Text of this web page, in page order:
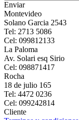
Enviar
Montevideo
Solano Garcia 2543
Tel: 2713 5086
Cel: 099812133
La Paloma
Av. Solari esq Sirio
Cel: 098871417
Rocha
18 de julio 165
Tel: 4472 0236
Cel: 099242814
Cliente